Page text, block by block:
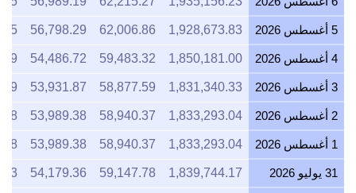
5 أغسطس 2026 1,928,673.83
62,006.86
56,798.29
4 أغسطس 2026 1,850,181.00
59,483.32
54,486.72
3 أغسطس 2026 1,831,340.33
58,877.59
53,931.87
2 أغسطس 2026 1,833,293.04
58,940.37
53,989.38
1 أغسطس 2026 1,833,293.04
58,940.37
53,989.38
31 يوليو 2026 1,839,744.17
59,147.78
54,179.36